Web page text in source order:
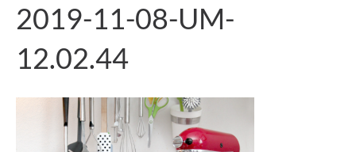
2019-11-08-UM-
12.02.44